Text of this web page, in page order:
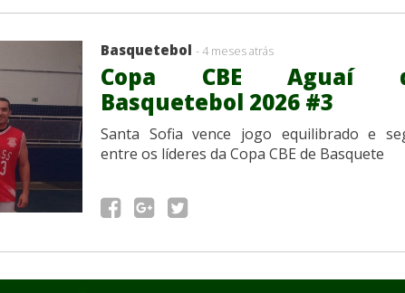
Basquetebol - 4 meses atrás
Copa CBE Aguaí
Basquetebol 2026 #3
Santa Sofia vence jogo equilibrado e
entre os líderes da Copa CBE de Basquete